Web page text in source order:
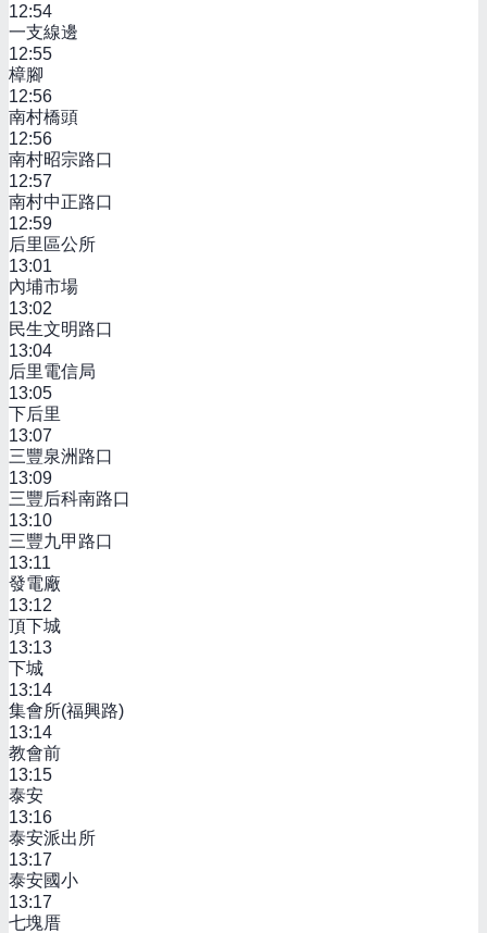
12:54
一支線邊
12:55
樟腳
12:56
南村橋頭
12:56
南村昭宗路口
12:57
南村中正路口
12:59
后里區公所
13:01
內埔市場
13:02
民生文明路口
13:04
后里電信局
13:05
下后里
13:07
三豐泉洲路口
13:09
三豐后科南路口
13:10
三豐九甲路口
13:11
發電廠
13:12
頂下城
13:13
下城
13:14
集會所(福興路)
13:14
教會前
13:15
泰安
13:16
泰安派出所
13:17
泰安國小
13:17
七塊厝